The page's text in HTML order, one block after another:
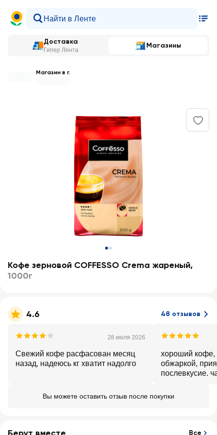
Доставка
Гипер Лента
Магазины
Магазин в г.
Кофе зерновой COFFESSO Crema жареный,
1000г
4.6 48 отзывов
28 июля 2026
Свежий кофе расфасован месяц
назад, надеюсь кг хватит надолго
хороший кофе,
обжаркой,
послевкусие.
Вы можете оставить отзыв после покупки
Все